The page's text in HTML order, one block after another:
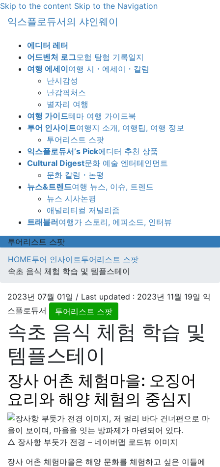
Skip to the content Skip to the Navigation
익스플로듀서의 샤인웨이
에디터 레터
어드벤처 로그모험 탐험 기록일지
여행 에세이여행 시・에세이・칼럼
난시감성
난감픽처스
별자리 여행
여행 가이드테마 여행 가이드북
투어 인사이트여행지 소개, 여행팁, 여행 정보
투어리스트 스팟
익스플로듀서’s Pick에디터 추천 상품
Cultural Digest문화 예술 엔터테인먼트
문화 칼럼・논평
뉴스&트렌드여행 뉴스, 이슈, 트렌드
뉴스 시사논평
애널리티컬 저널리즘
트래블러여행가 스토리, 에피소드, 인터뷰
투어리스트 스팟
HOME투어 인사이트투어리스트 스팟
속초 음식 체험 학습 및 템플스테이
2023년 07월 01일 / Last updated : 2023년 11월 19일 익
스플로듀서
투어리스트 스팟
속초 음식 체험 학습 및
템플스테이
장사 어촌 체험마을: 오징어
요리와 해양 체험의 중심지
△ 장사항 부둣가 전경 – 네이버맵 로드뷰 이미지
장사 어촌 체험마을은 해양 문화를 체험하고 싶은 이들에